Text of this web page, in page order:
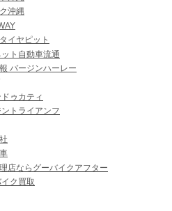
沖縄
イヤピット
ト自動車流通
バージンハーレー
ゥカティ
トライアンフ
店ならグーバイクアフター
ク買取